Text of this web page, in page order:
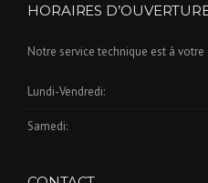
HORAIRES
Notre service technique est à
Lundi-Vendredi:
Samedi: